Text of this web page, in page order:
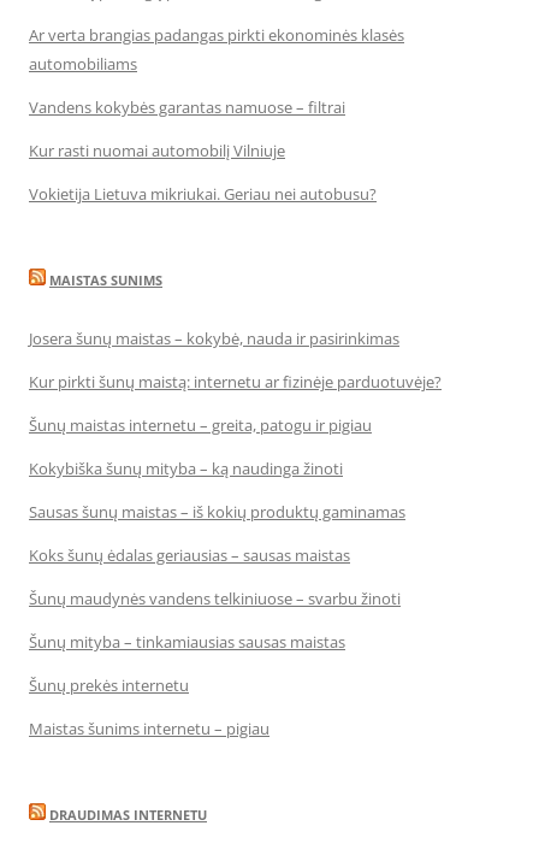
Ar verta brangias padangas pirkti ekonominės klasės
automobiliams
Vandens kokybės garantas namuose – filtrai
Kur rasti nuomai automobilį Vilniuje
Vokietija Lietuva mikriukai. Geriau nei autobusu?
MAISTAS SUNIMS
Josera šunų maistas – kokybė, nauda ir pasirinkimas
Kur pirkti šunų maistą: internetu ar fizinėje parduotuvėje?
Šunų maistas internetu – greita, patogu ir pigiau
Kokybiška šunų mityba – ką naudinga žinoti
Sausas šunų maistas – iš kokių produktų gaminamas
Koks šunų ėdalas geriausias – sausas maistas
Šunų maudynės vandens telkiniuose – svarbu žinoti
Šunų mityba – tinkamiausias sausas maistas
Šunų prekės internetu
Maistas šunims internetu – pigiau
DRAUDIMAS INTERNETU